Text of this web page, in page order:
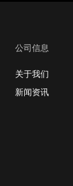
公司信息
关于我们
新闻资讯